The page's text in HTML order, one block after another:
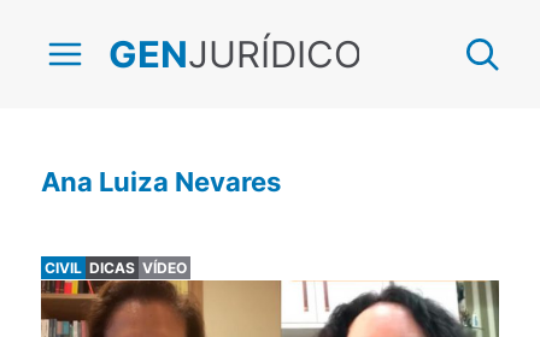
GENJURÍDICO
Ana Luiza Nevares
CIVIL DICAS VÍDEO